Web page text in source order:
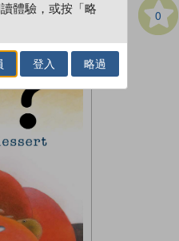
0
體驗，或按「略
登入 略過